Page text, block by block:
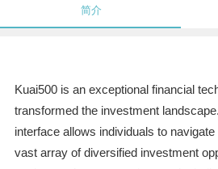
简介
Kuai500 is an exceptional financial
transformed the investment
interface allows individuals to
vast array of diversified investment